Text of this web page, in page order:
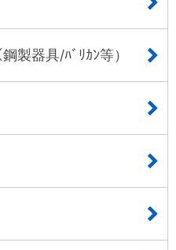
製器具/ﾊﾞﾘｶﾝ等）